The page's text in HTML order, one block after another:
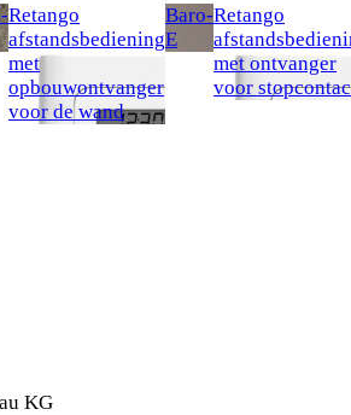
Retango
afstandsbediening
met
opbouwontvanger
voor de wand
Baro-
E
Retango
met ontvanger
voor
KG